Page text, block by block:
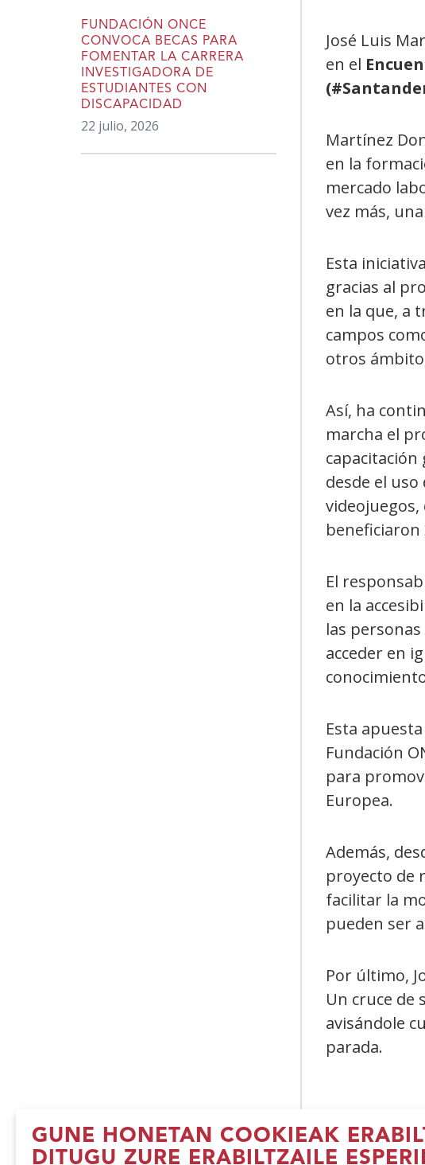
GUNE HONETAN COOKIEAK
DITUGU ZURE ERABILTZAILE
José Luis
en el
Martínez
en la
mercado
vez más,
Esta
gracias al
en la que, a
campos
otros
Así, ha
marcha el
capacitación
desde el
beneficiaron
El
en la
las
acceder en
Esta
Fundación
para
Europea.
Además,
proyecto de
facilitar la
pueden ser
Por último,
Un cruce de
avisándole
parada.
FUNDACIÓN ONCE
CONVOCA BECAS PARA
FOMENTAR LA CARRERA
INVESTIGADORA DE
ESTUDIANTES CON
DISCAPACIDAD
22 julio, 2026